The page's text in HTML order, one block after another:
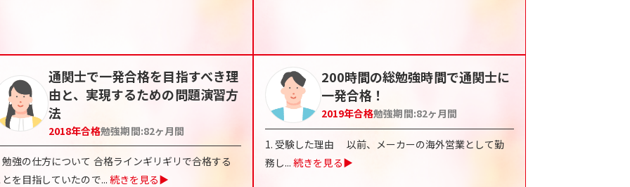
通関士で一発合格を目指すべき理
由と、実現するための問題演習方
法
2018年合格勉強期間:82ヶ月間
強の仕方について 合格ラインギリギリで合格する
を目指していたので... 続きを見る▶
200時間の総勉強時間で通関士に
一発合格！
2019年合格勉強期間:82ヶ月間
1. 受験した理由 以前、メーカーの海外営業として勤
務し... 続きを見る▶